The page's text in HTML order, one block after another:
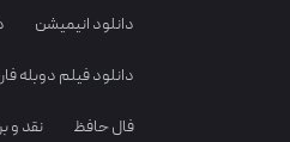
دانلود انیمیشن
دانلود فیلم دوبله
فال حافظ نقد و